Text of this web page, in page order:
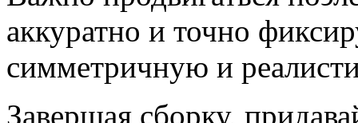
аккуратно и точно
симметричную и
Завершая сборку,